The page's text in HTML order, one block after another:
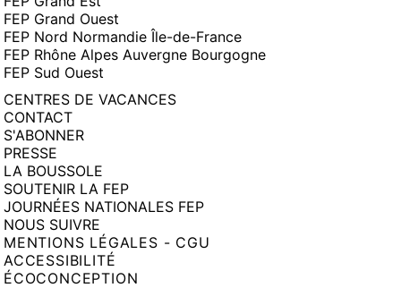
FEP Grand Ouest
FEP Nord Normandie Île-de-France
FEP Rhône Alpes Auvergne Bourgogne
FEP Sud Ouest
CENTRES DE VACANCES
CONTACT
S'ABONNER
PRESSE
LA BOUSSOLE
SOUTENIR LA FEP
JOURNÉES NATIONALES FEP
NOUS SUIVRE
MENTIONS LÉGALES - CGU
ACCESSIBILITÉ
ÉCOCONCEPTION